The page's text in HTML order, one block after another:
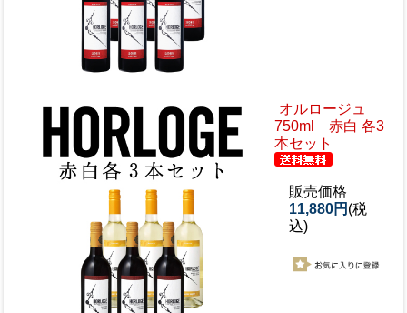
オルロージュ
750ml 赤白 各3
本セット
販売価格
11,880円 (税
込)